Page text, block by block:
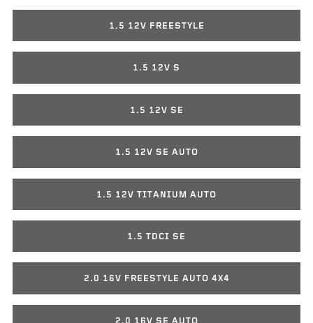
1.5 12V FREESTYLE
1.5 12V S
1.5 12V SE
1.5 12V SE AUTO
1.5 12V TITANIUM AUTO
1.5 TDCI SE
2.0 16V FREESTYLE AUTO 4X4
2.0 16V SE AUTO